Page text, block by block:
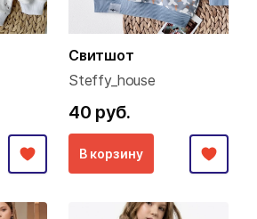
Свитшот
Steffy_house
40 руб.
В корзину